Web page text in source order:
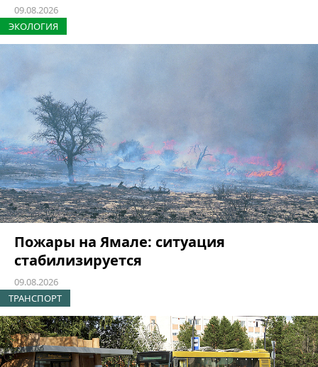
09.08.2026
ЭКОЛОГИЯ
Пожары на Ямале: ситуация
стабилизируется
09.08.2026
ТРАНСПОРТ